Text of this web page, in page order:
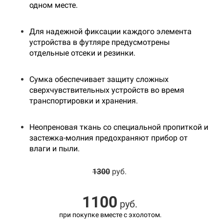
одном месте.
Для надежной фиксации каждого элемента
устройства в футляре предусмотрены
отдельные отсеки и резинки.
Сумка обеспечивает защиту сложных
сверхчувствительных устройств во время
транспортировки и хранения.
Неопреновая ткань со специальной пропиткой и
застежка-молния предохраняют прибор от
влаги и пыли.
1300 руб.
1100 руб.
при покупке вместе с эхолотом.